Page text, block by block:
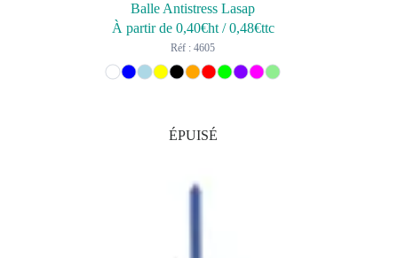
Balle Antistress Lasap
À partir de 0,40€ht/0,48€ttc
Réf : 4605
ÉPUISÉ